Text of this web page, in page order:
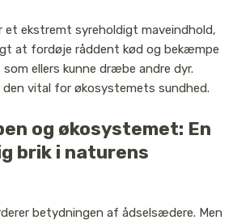
et ekstremt syreholdigt maveindhold,
at fordøje råddent kød og bekæmpe
som ellers kunne dræbe andre dyr.
den vital for økosystemets sundhed.
og økosystemet: En
brik i naturens
betydningen af ådselsædere. Men